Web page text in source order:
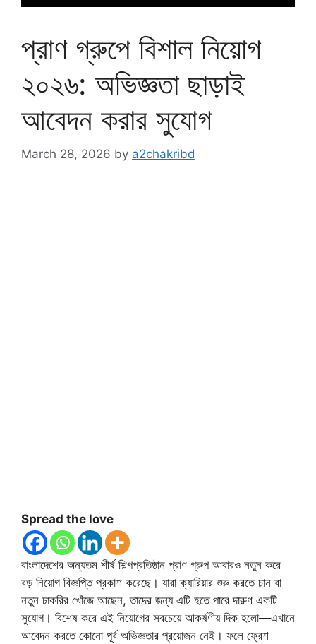
প্রাণ গ্রুপে বিশাল নিয়োগ
২০২৬: অভিজ্ঞতা ছাড়াই
আবেদন করার সুযোগ
March 28, 2026 by a2chakribd
Spread the love
বাংলাদেশের অন্যতম শীর্ষ শিল্পপ্রতিষ্ঠান প্রাণ গ্রুপ আবারও নতুন করে
বড় নিয়োগ বিজ্ঞপ্তি প্রকাশ করেছে। যারা ক্যারিয়ার শুরু করতে চান বা
নতুন চাকরির খোঁজে আছেন, তাদের জন্য এটি হতে পারে দারুণ একটি
সুযোগ। বিশেষ করে এই নিয়োগের সবচেয়ে আকর্ষণীয় দিক হলো—এখানে
আবেদন করতে কোনো পূর্ব অভিজ্ঞতার প্রয়োজন নেই। ফলে ফ্রেশ